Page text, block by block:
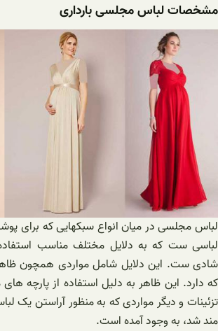
مشخصات لباس مجلسی بارداری
لباس مجلسی در میان انواع سبکهایی که برای
لباسی ست که به دلایل مختلف مناسب
شادی ست. این دلایل شامل مواردی همچون
که دارد. این ظاهر به دلیل استفاده از پارچه
تزئینات و دیگر مواردی که به منظور آراستن یک
مند شد، به وجود آمده است.